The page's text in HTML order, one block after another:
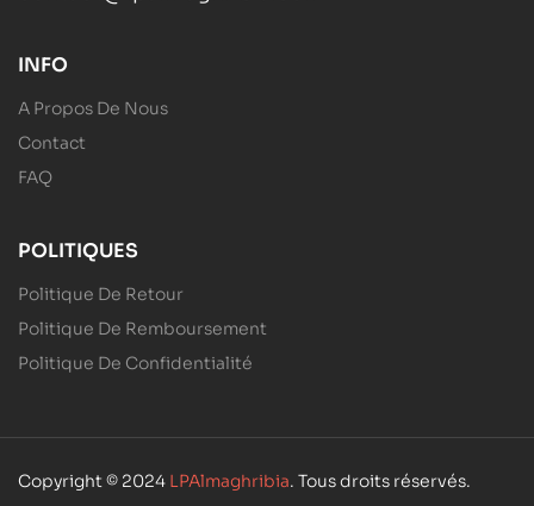
INFO
A Propos De Nous
Contact
FAQ
POLITIQUES
Politique De Retour
Politique De Remboursement
Politique De Confidentialité
Copyright © 2024 LPAlmaghribia. Tous droits réservés.